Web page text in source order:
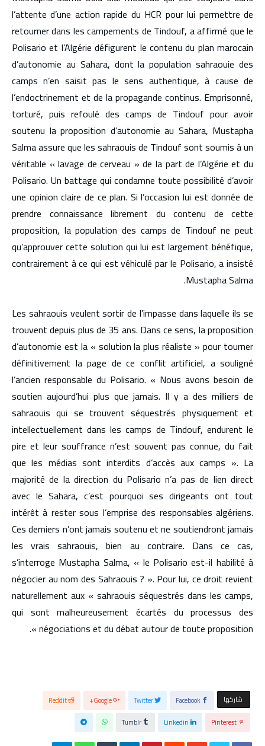
l’attente d’une action rapide du HCR pour lui permettre de
retourner dans les campements de Tindouf, a affirmé que le
Polisario et l’Algérie défigurent le contenu du plan marocain
d’autonomie au Sahara, dont la population sahraouie des
camps n’en saisit pas le sens authentique, à cause de
l’endoctrinement et de la propagande continus. Emprisonné,
torturé, puis refoulé des camps de Tindouf pour avoir
soutenu la proposition d’autonomie au Sahara, Mustapha
Salma assure que les sahraouis de Tindouf sont soumis à un
véritable « lavage de cerveau » de la part de l’Algérie et du
Polisario. Un battage qui condamne toute possibilité d’avoir
une opinion claire de ce plan. Si l’occasion lui est donnée de
prendre connaissance librement du contenu de cette
proposition, la population des camps de Tindouf ne peut
qu’approuver cette solution qui lui est largement bénéfique,
contrairement à ce qui est véhiculé par le Polisario, a insisté
Mustapha Salma.
Les sahraouis veulent sortir de l’impasse dans laquelle ils se
trouvent depuis plus de 35 ans. Dans ce sens, la proposition
d’autonomie est la « solution la plus réaliste » pour tourner
définitivement la page de ce conflit artificiel, a souligné
l’ancien responsable du Polisario. « Nous avons besoin de
soutien aujourd’hui plus que jamais. Il y a des milliers de
sahraouis qui se trouvent séquestrés physiquement et
intellectuellement dans les camps de Tindouf, endurent le
pire et leur souffrance n’est souvent pas connue, du fait
que les médias sont interdits d’accès aux camps ». La
majorité de la direction du Polisario n’a pas de lien direct
avec le Sahara, c’est pourquoi ses dirigeants ont tout
intérêt à rester sous l’emprise des responsables algériens.
Ces derniers n’ont jamais soutenu et ne soutiendront jamais
les vrais sahraouis, bien au contraire. Dans ce cas,
s’interroge Mustapha Salma, « le Polisario est-il habilité à
négocier au nom des Sahraouis ? ». Pour lui, ce droit revient
naturellement aux « sahraouis séquestrés dans les camps,
qui sont malheureusement écartés du processus des
négociations et du débat autour de toute proposition ».
‫‫ شاركها‬ Facebook
Twitter
Google+
Reddit
Pinterest
Linkedin
Tumblr